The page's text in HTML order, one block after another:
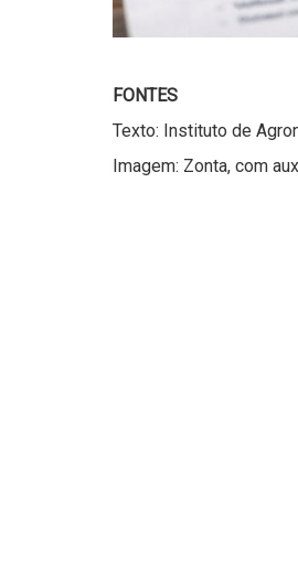
FONTES
Texto: Instituto de
Imagem: Zonta, com